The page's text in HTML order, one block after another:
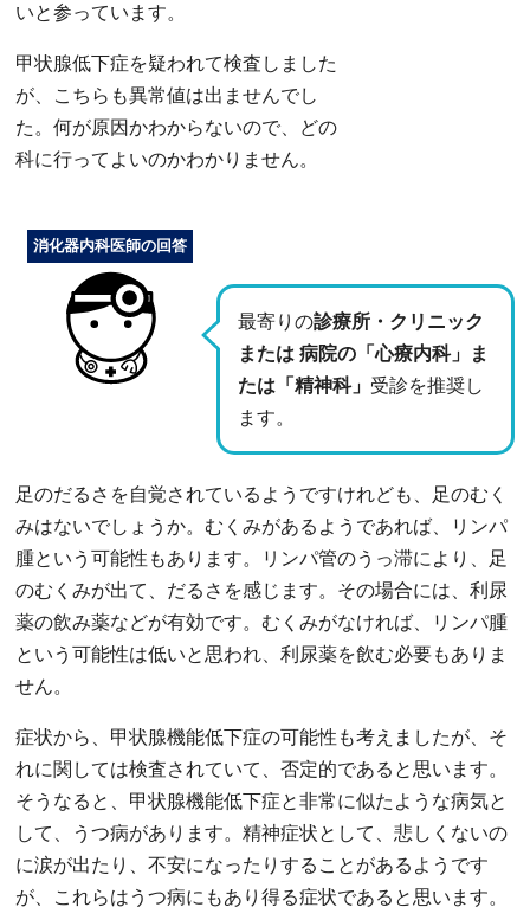
いと参っています。
甲状腺低下症を疑われて検査しました
が、こちらも異常値は出ませんでし
た。何が原因かわからないので、どの
科に行ってよいのかわかりません。
最寄りの診療所・クリニック
または 病院の「心療内科」ま
たは「精神科」 受診を推奨し
ます。
消化器内科医師の回答
足のだるさを自覚されているようですけれども、足のむく
みはないでしょうか。むくみがあるようであれば、リンパ
腫という可能性もあります。リンパ管のうっ滞により、足
のむくみが出て、だるさを感じます。その場合には、利尿
薬の飲み薬などが有効です。むくみがなければ、リンパ腫
という可能性は低いと思われ、利尿薬を飲む必要もありま
せん。
症状から、甲状腺機能低下症の可能性も考えましたが、そ
れに関しては検査されていて、否定的であると思います。
そうなると、甲状腺機能低下症と非常に似たような病気と
して、うつ病があります。精神症状として、悲しくないの
に涙が出たり、不安になったりすることがあるようです
が、これらはうつ病にもあり得る症状であると思います。